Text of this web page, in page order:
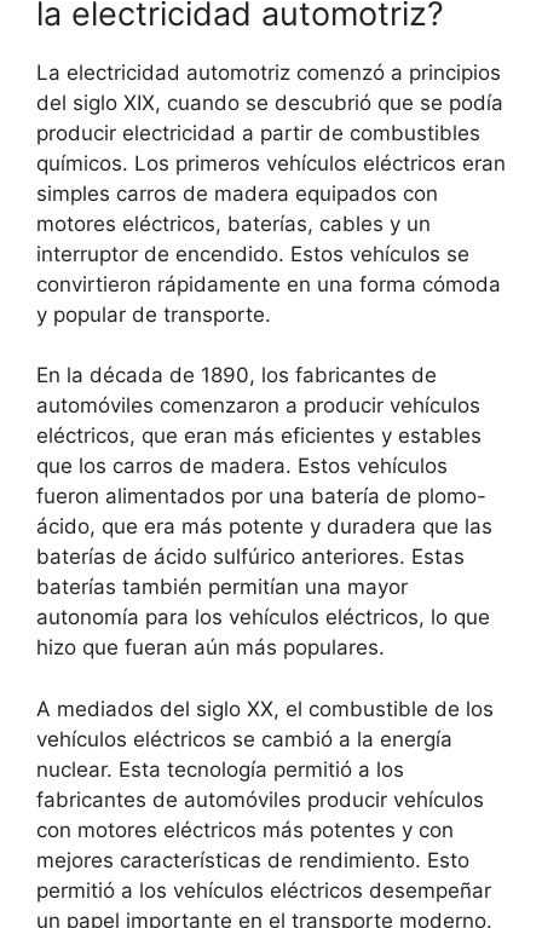
la electricidad automotriz?
La electricidad automotriz comenzó a principios
del siglo XIX, cuando se descubrió que se podía
producir electricidad a partir de combustibles
químicos. Los primeros vehículos eléctricos eran
simples carros de madera equipados con
motores eléctricos, baterías, cables y un
interruptor de encendido. Estos vehículos se
convirtieron rápidamente en una forma cómoda
y popular de transporte.
En la década de 1890, los fabricantes de
automóviles comenzaron a producir vehículos
eléctricos, que eran más eficientes y estables
que los carros de madera. Estos vehículos
fueron alimentados por una batería de plomo-
ácido, que era más potente y duradera que las
baterías de ácido sulfúrico anteriores. Estas
baterías también permitían una mayor
autonomía para los vehículos eléctricos, lo que
hizo que fueran aún más populares.
A mediados del siglo XX, el combustible de los
vehículos eléctricos se cambió a la energía
nuclear. Esta tecnología permitió a los
fabricantes de automóviles producir vehículos
con motores eléctricos más potentes y con
mejores características de rendimiento. Esto
permitió a los vehículos eléctricos desempeñar
un papel importante en el transporte moderno.